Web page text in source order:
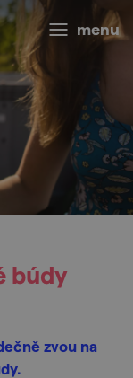
menu
búdy
zvou na